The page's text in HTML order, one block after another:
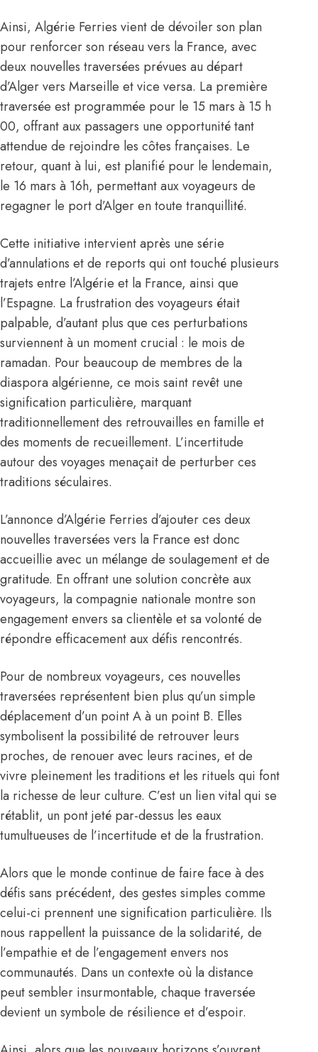
Ainsi, Algérie Ferries vient de dévoiler son plan
pour renforcer son réseau vers la France, avec
deux nouvelles traversées prévues au départ
d’Alger vers Marseille et vice versa. La première
traversée est programmée pour le 15 mars à 15 h
00, offrant aux passagers une opportunité tant
attendue de rejoindre les côtes françaises. Le
retour, quant à lui, est planifié pour le lendemain,
le 16 mars à 16h, permettant aux voyageurs de
regagner le port d’Alger en toute tranquillité.
Cette initiative intervient après une série
d’annulations et de reports qui ont touché plusieurs
trajets entre l’Algérie et la France, ainsi que
l’Espagne. La frustration des voyageurs était
palpable, d’autant plus que ces perturbations
surviennent à un moment crucial : le mois de
ramadan. Pour beaucoup de membres de la
diaspora algérienne, ce mois saint revêt une
signification particulière, marquant
traditionnellement des retrouvailles en famille et
des moments de recueillement. L’incertitude
autour des voyages menaçait de perturber ces
traditions séculaires.
L’annonce d’Algérie Ferries d’ajouter ces deux
nouvelles traversées vers la France est donc
accueillie avec un mélange de soulagement et de
gratitude. En offrant une solution concrète aux
voyageurs, la compagnie nationale montre son
engagement envers sa clientèle et sa volonté de
répondre efficacement aux défis rencontrés.
Pour de nombreux voyageurs, ces nouvelles
traversées représentent bien plus qu’un simple
déplacement d’un point A à un point B. Elles
symbolisent la possibilité de retrouver leurs
proches, de renouer avec leurs racines, et de
vivre pleinement les traditions et les rituels qui font
la richesse de leur culture. C’est un lien vital qui se
rétablit, un pont jeté par-dessus les eaux
tumultueuses de l’incertitude et de la frustration.
Alors que le monde continue de faire face à des
défis sans précédent, des gestes simples comme
celui-ci prennent une signification particulière. Ils
nous rappellent la puissance de la solidarité, de
l’empathie et de l’engagement envers nos
communautés. Dans un contexte où la distance
peut sembler insurmontable, chaque traversée
devient un symbole de résilience et d’espoir.